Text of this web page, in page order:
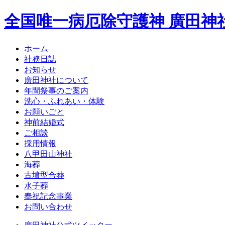
全国唯一病厄除守護神 廣田神
ホーム
社務日誌
お知らせ
廣田神社について
年間祭事のご案内
洗心・ふれあい・体験
お願いごと
神前結婚式
ご相談
採用情報
八甲田山神社
海葬
古墳型合葬
水子葬
奉祝記念事業
お問い合わせ